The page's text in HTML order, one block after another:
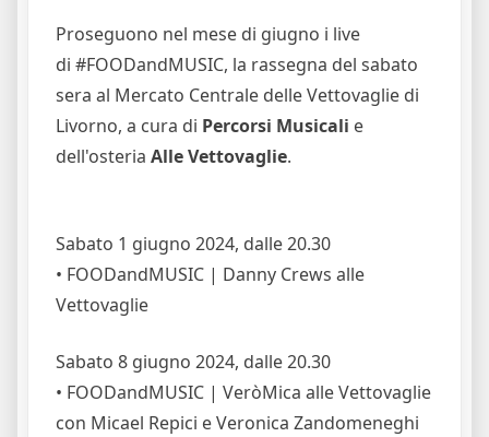
Proseguono nel mese di giugno i live
di #FOODandMUSIC, la rassegna del sabato
sera al Mercato Centrale delle Vettovaglie di
Livorno, a cura di Percorsi Musicali e
dell'osteria Alle Vettovaglie.
Sabato 1 giugno 2024, dalle 20.30
• FOODandMUSIC | Danny Crews alle
Vettovaglie
Sabato 8 giugno 2024, dalle 20.30
• FOODandMUSIC | VeròMica alle Vettovaglie
con Micael Repici e Veronica Zandomeneghi